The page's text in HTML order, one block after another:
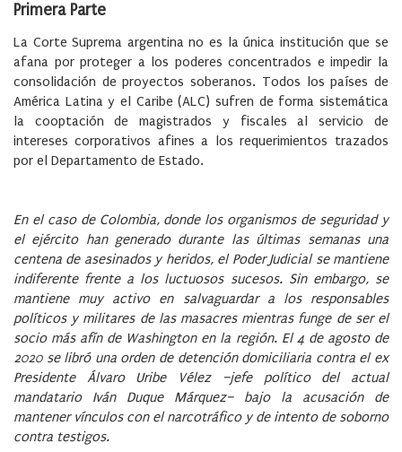
Primera Parte
La Corte Suprema argentina no es la única institución que se
afana por proteger a los poderes concentrados e impedir la
consolidación de proyectos soberanos. Todos los países de
América Latina y el Caribe (ALC) sufren de forma sistemática
la cooptación de magistrados y fiscales al servicio de
intereses corporativos afines a los requerimientos trazados
por el Departamento de Estado.
En el caso de Colombia, donde los organismos de seguridad y
el ejército han generado durante las últimas semanas una
centena de asesinados y heridos, el Poder Judicial se mantiene
indiferente frente a los luctuosos sucesos. Sin embargo, se
mantiene muy activo en salvaguardar a los responsables
políticos y militares de las masacres mientras funge de ser el
socio más afín de Washington en la región. El 4 de agosto de
2020 se libró una orden de detención domiciliaria contra el ex
Presidente Álvaro Uribe Vélez –jefe político del actual
mandatario Iván Duque Márquez– bajo la acusación de
mantener vínculos con el narcotráfico y de intento de soborno
contra testigos.